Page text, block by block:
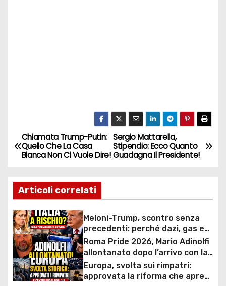
N
a
v
i
g
a
z
Sergio Mattarella,
Stipendio: Ecco Quanto
Guadagna Il Presidente!
Chiamata Trump-Putin:
Quello Che La Casa
Bianca Non Ci Vuole Dire!
Articoli correlati
Meloni-Trump, scontro senza
precedenti: perché dazi, gas e
rapporti diplomatici possono
costare caro all’Italia
Roma Pride 2026, Mario Adinolfi
allontanato dopo l’arrivo con la
bandiera di Israele: scontro
politico e polemiche sui diritti
Europa, svolta sui rimpatri:
approvata la riforma che apre